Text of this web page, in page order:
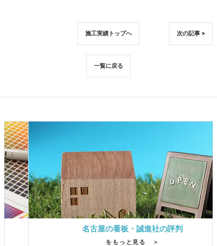
施工実績トップへ 次の記事 >
一覧に戻る
名古屋の看板・誠進社の評判
をもっと見る ＞